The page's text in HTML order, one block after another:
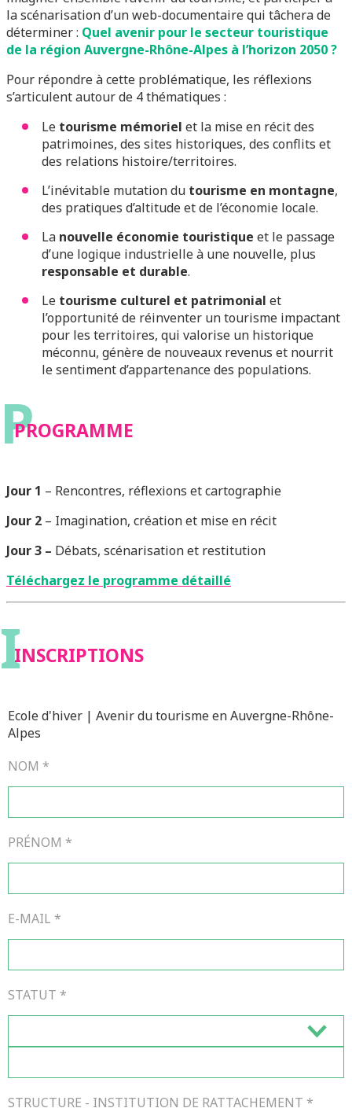
la scénarisation d’un web-documentaire qui tâchera de
déterminer : Quel avenir pour le secteur touristique
de la région Auvergne-Rhône-Alpes à l’horizon 2050 ?
Pour répondre à cette problématique, les réflexions
s’articulent autour de 4 thématiques :
Le tourisme mémoriel et la mise en récit des
patrimoines, des sites historiques, des conflits et
des relations histoire/territoires.
L’inévitable mutation du tourisme en montagne,
des pratiques d’altitude et de l’économie locale.
La nouvelle économie touristique et le passage
d’une logique industrielle à une nouvelle, plus
responsable et durable.
Le tourisme culturel et patrimonial et
l’opportunité de réinventer un tourisme impactant
pour les territoires, qui valorise un historique
méconnu, génère de nouveaux revenus et nourrit
le sentiment d’appartenance des populations.
P
PROGRAMME
Jour 1 – Rencontres, réflexions et cartographie
Jour 2 – Imagination, création et mise en récit
Jour 3 – Débats, scénarisation et restitution
Téléchargez le programme détaillé
IINSCRIPTIONS
Ecole d'hiver | Avenir du tourisme en Auvergne-Rhône-
Alpes
NOM *
PRÉNOM *
E-MAIL *
STATUT *
STRUCTURE - INSTITUTION DE RATTACHEMENT *